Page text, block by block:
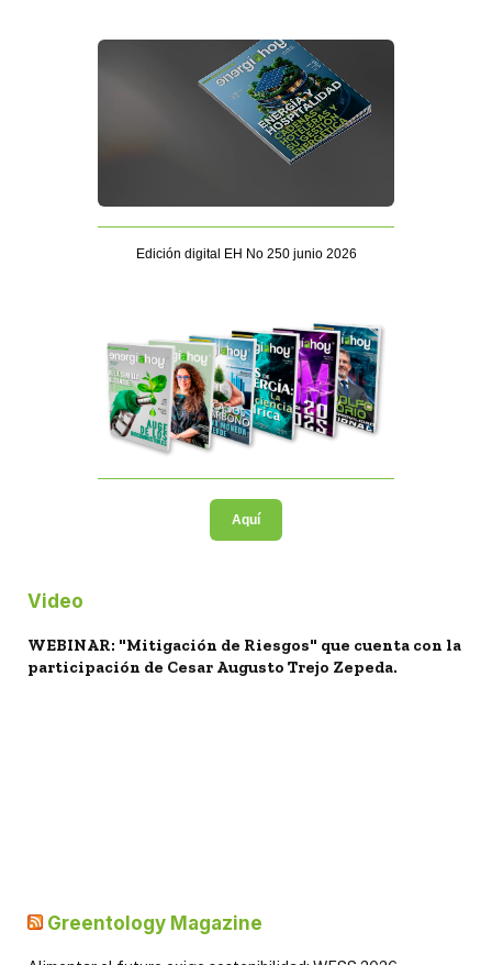
Edición digital EH No 250 junio 2026
Aquí
Video
WEBINAR: "Mitigación de Riesgos" que cuenta con la
participación de Cesar Augusto Trejo Zepeda.
Greentology Magazine